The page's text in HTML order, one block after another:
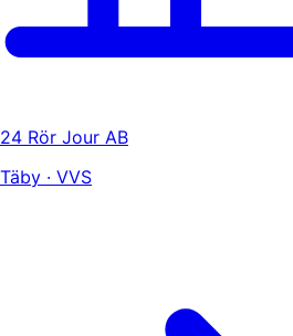
24 Rör Jour AB
Täby · VVS